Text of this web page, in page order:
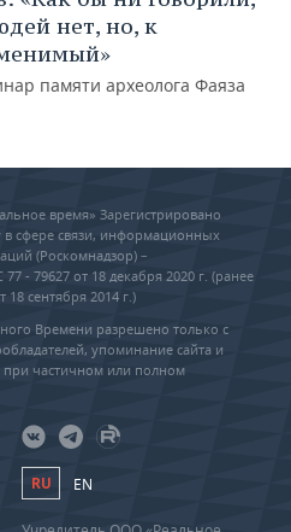
нет, но, к
памяти археолога Фаяза
время» Зарегистрировано
сфере связи, информационных
(Роскомнадзор) –
- 79627 от 18 декабря 2020 г. (ранее
сентября 2014 г.)
Времени разрешено только с
упоминание сайта и
при частичном или полном
RU EN